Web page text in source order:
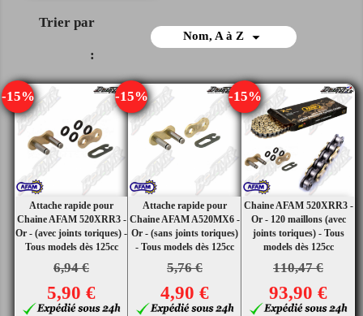
Trier par
:
Nom, A à Z 
Attache rapide pour
Chaine AFAM 520XRR3 -
Or - (avec joints toriques) -
Tous models dès 125cc
6,94 €
-15%
5,90 €
Attache rapide pour
Chaine AFAM A520MX6 -
Or - (sans joints toriques)
- Tous models dès 125cc
5,76 €
-15%
4,90 €
Chaine AFAM 520XRR3 -
Or - 120 maillons (avec
joints toriques) - Tous
models dès 125cc
110,47 €
-15%
93,90 €